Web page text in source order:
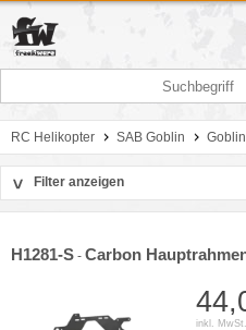
RC Helikopter SAB Goblin
> Filter anzeigen
H1281-S - Carbon
inkl.